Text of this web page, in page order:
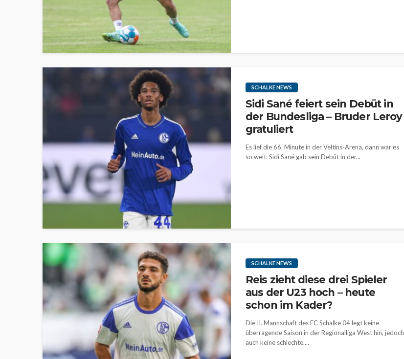
SCHALKE NEWS
Sidi Sané feiert sein Debüt in
der Bundesliga – Bruder Leroy
gratuliert
Es lief die 66. Minute in der Veltins-Arena, dann war es
so weit: Sidi Sané gab sein Debüt in der...
SCHALKE NEWS
Reis zieht diese drei Spieler
aus der U23 hoch – heute
schon im Kader?
Die II. Mannschaft des FC Schalke 04 legt keine
überragende Saison in der Regionalliga West hin, jedoch
auch keine schlechte....